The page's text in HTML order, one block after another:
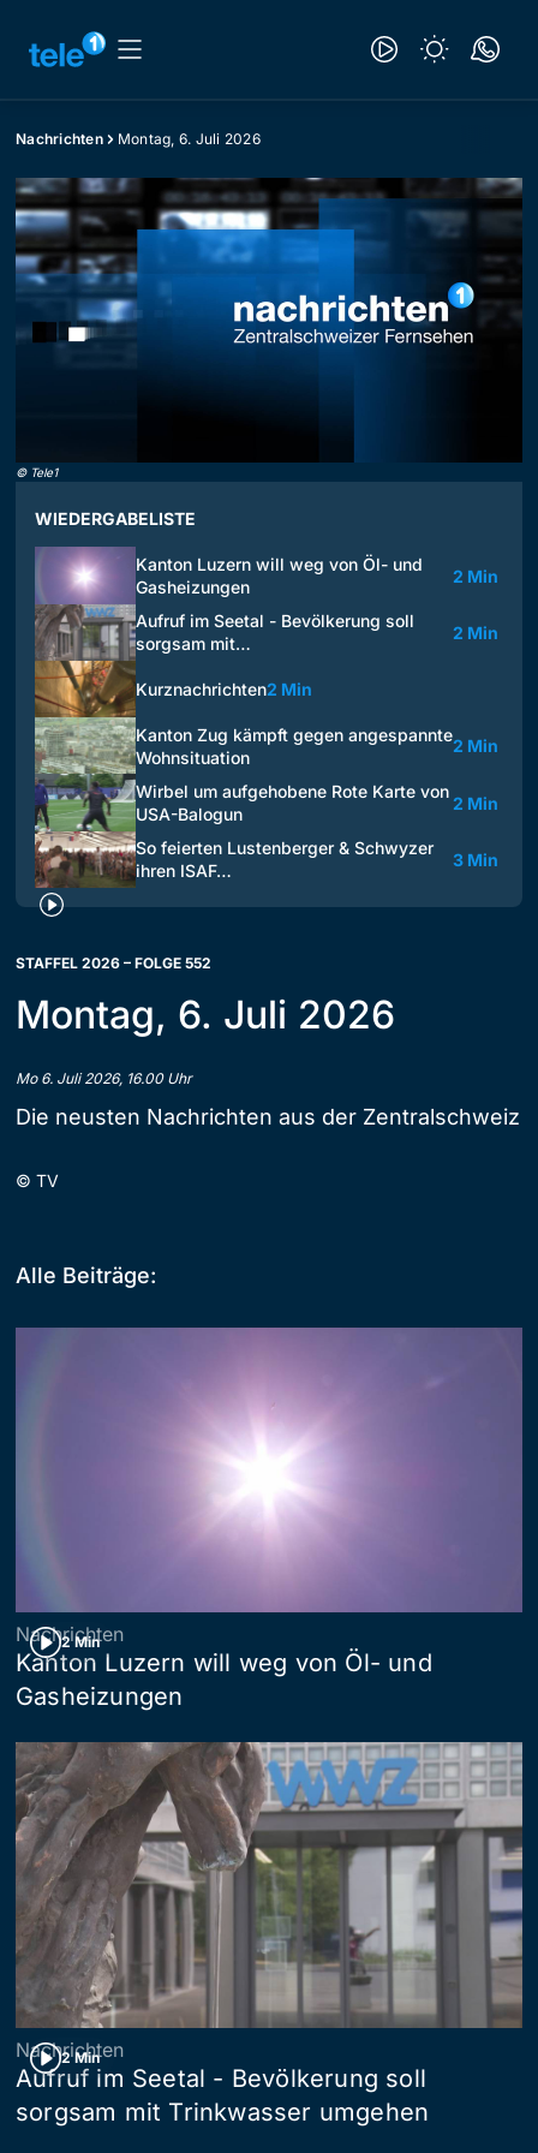
Nachrichten Montag, 6. Juli 2026
© Tele1
WIEDERGABELISTE
Kanton Luzern will weg von Öl- und
Gasheizungen
2 Min
Aufruf im Seetal - Bevölkerung soll
sorgsam mit…
2 Min
Kurznachrichten2 Min
Kanton Zug kämpft gegen angespannte
Wohnsituation
2 Min
Wirbel um aufgehobene Rote Karte von
USA-Balogun
2 Min
So feierten Lustenberger & Schwyzer
ihren ISAF…
3 Min
STAFFEL 2026 – FOLGE 552
Montag, 6. Juli 2026
Mo 6. Juli 2026, 16.00 Uhr
Die neusten Nachrichten aus der Zentralschweiz
© TV
Alle Beiträge:
2 Min
Nachrichten
Kanton Luzern will weg von Öl- und
Gasheizungen
2 Min
Nachrichten
Aufruf im Seetal - Bevölkerung soll
sorgsam mit Trinkwasser umgehen